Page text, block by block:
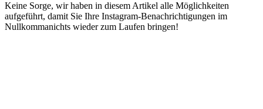
Keine Sorge, wir haben in diesem Artikel alle Möglichkeiten
aufgeführt, damit Sie Ihre Instagram-Benachrichtigungen im
Nullkommanichts wieder zum Laufen bringen!